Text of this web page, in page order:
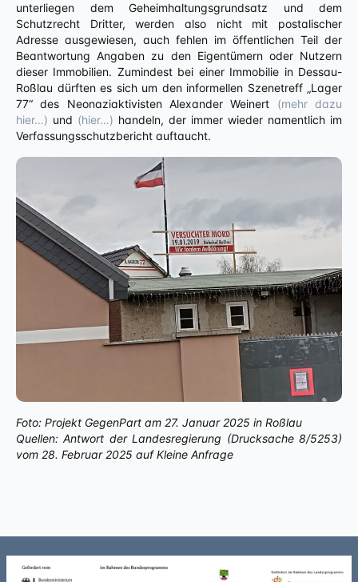
unterliegen dem Geheimhaltungsgrundsatz und dem
Schutzrecht Dritter, werden also nicht mit postalischer
Adresse ausgewiesen, auch fehlen im öffentlichen Teil der
Beantwortung Angaben zu den Eigentümern oder Nutzern
dieser Immobilien. Zumindest bei einer Immobilie in Dessau-
Roßlau dürften es sich um den informellen Szenetreff „Lager
77“ des Neonaziaktivisten Alexander Weinert (mehr dazu
hier…) und (hier…) handeln, der immer wieder namentlich im
Verfassungsschutzbericht auftaucht.
Foto: Projekt GegenPart am 27. Januar 2025 in Roßlau
Quellen: Antwort der Landesregierung (Drucksache 8/5253)
vom 28. Februar 2025 auf Kleine Anfrage